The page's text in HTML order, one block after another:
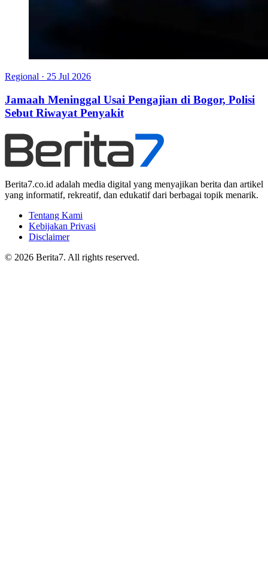
Regional · 25 Jul 2026
Jamaah Meninggal Usai Pengajian di Bogor, Polisi
Sebut Riwayat Penyakit
Berita7.co.id adalah media digital yang menyajikan berita dan artikel
yang informatif, rekreatif, dan edukatif dari berbagai topik menarik.
Tentang Kami
Kebijakan Privasi
Disclaimer
© 2026 Berita7. All rights reserved.